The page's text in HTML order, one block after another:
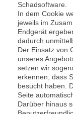
Schadsoftware.
In dem Cookie
jeweils im
Endgerät
dadurch
Der Einsatz von
unseres
setzen wir
erkennen, dass
besucht haben.
Seite
Darüber hinaus